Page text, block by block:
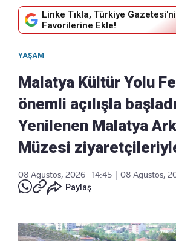
Linke Tıkla, Türkiye
Favorilerine Ekle!
YAŞAM
Malatya Kültür Yolu
önemli açılışla
Yenilenen Malatya
Müzesi
08 Ağustos, 2026 - 14:45
08 Ağustos,
Paylaş